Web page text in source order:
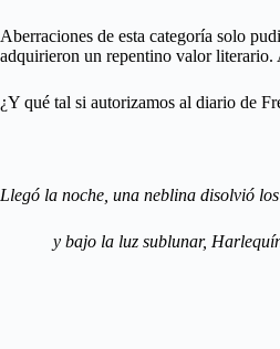
Aberraciones de esta categoría solo
adquirieron un repentino valor literario.
¿Y qué tal si autorizamos al diario de
Llegó la noche, una neblina disolvió
y bajo la luz sublunar,